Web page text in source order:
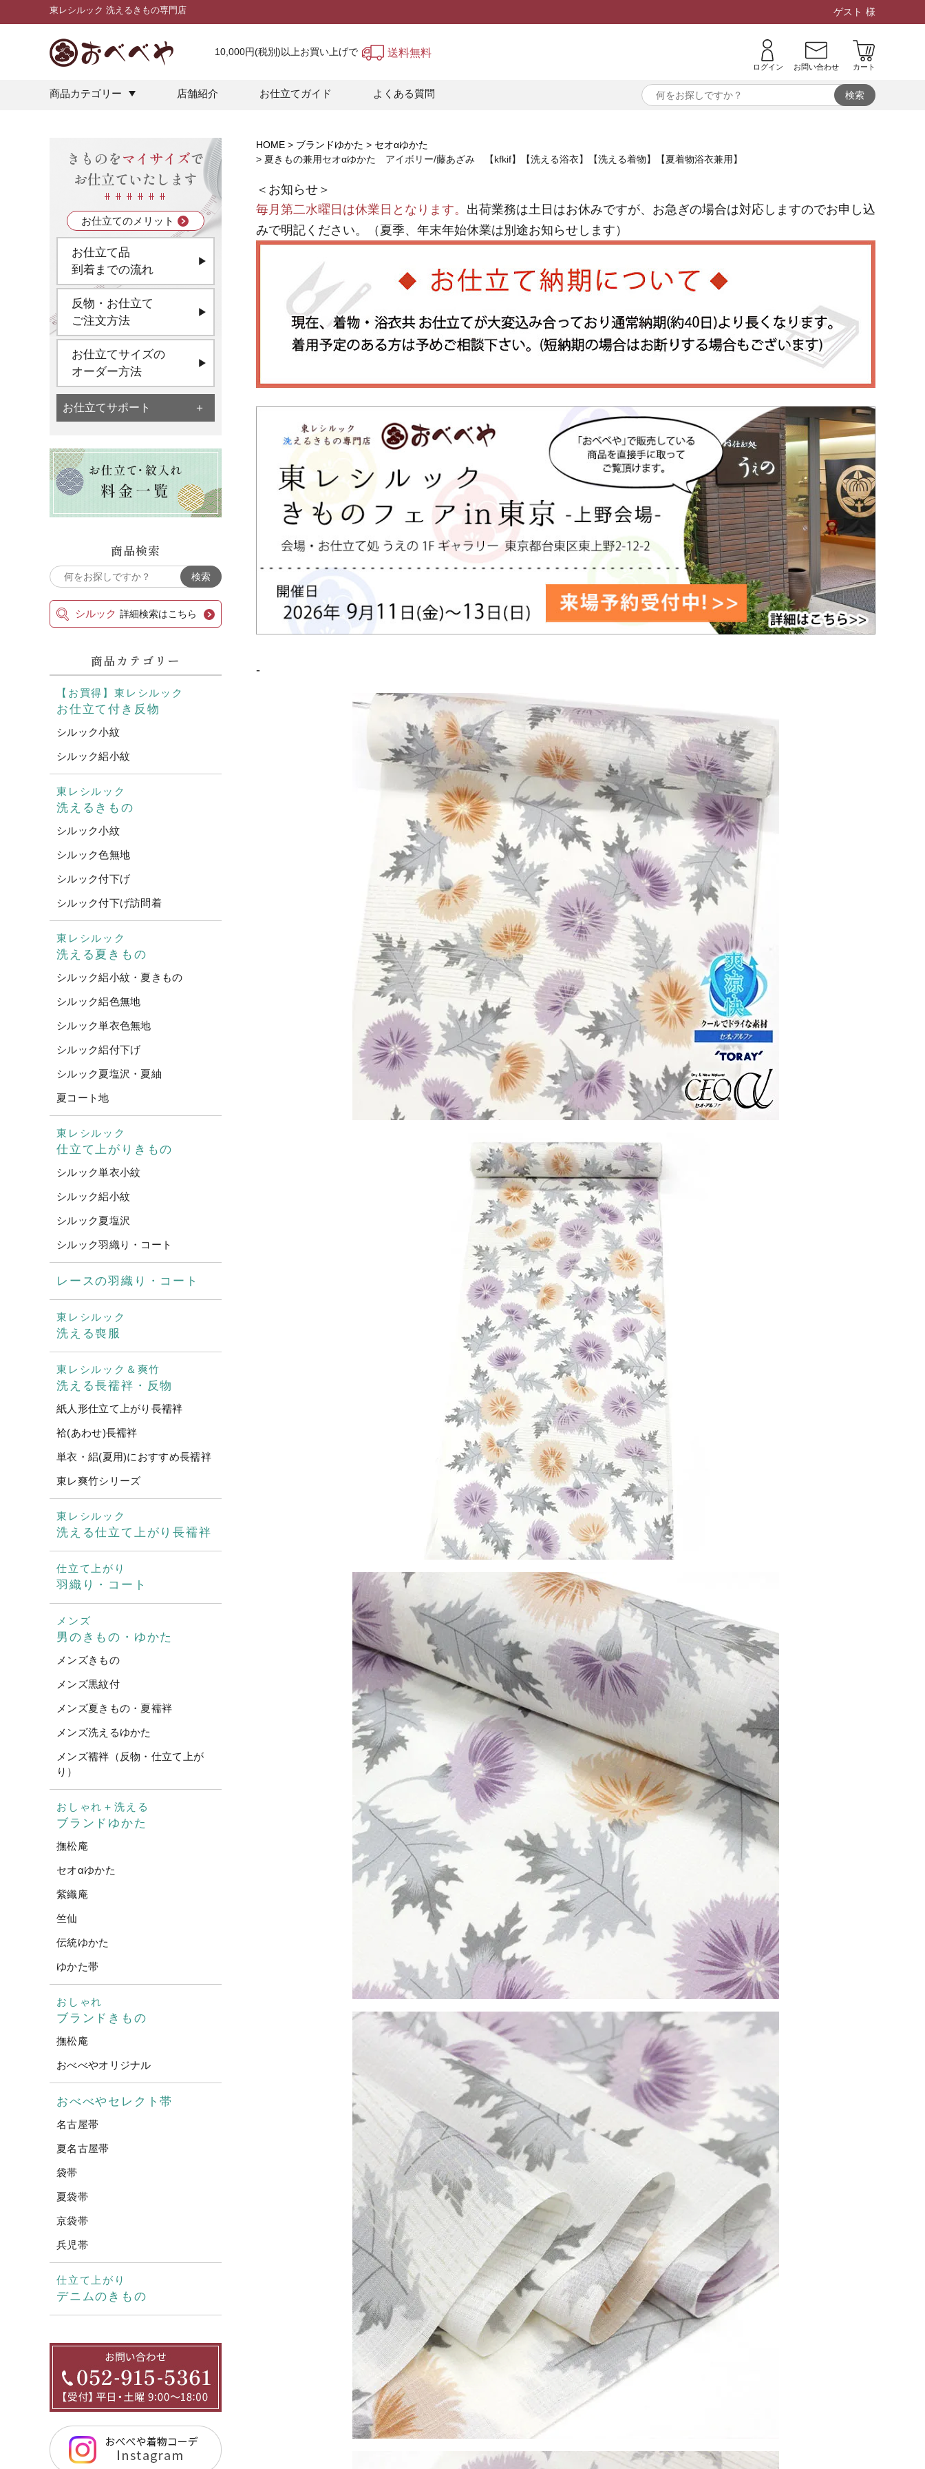
東レシルック 洗えるきもの専門店 ゲスト 様
10,000円(税別)以上お買い上げで 送料無料
ログイン お問い合わせ カート
商品カテゴリー 店舗紹介 お仕立てガイド よくある質問
きものをマイサイズで
お仕立ていたします
お仕立てのメリット
お仕立て品
到着までの流れ
反物・お仕立て
ご注文方法
お仕立てサイズの
オーダー方法
お仕立てサポート
商品検索
シルック 詳細検索はこちら
商品カテゴリー
【お買得】東レシルック
お仕立て付き反物
シルック小紋
シルック絽小紋
東レシルック
洗えるきもの
シルック小紋
シルック色無地
シルック付下げ
シルック付下げ訪問着
東レシルック
洗える夏きもの
シルック絽小紋・夏きもの
シルック絽色無地
シルック単衣色無地
シルック絽付下げ
シルック夏塩沢・夏紬
夏コート地
東レシルック
仕立て上がりきもの
シルック単衣小紋
シルック絽小紋
シルック夏塩沢
シルック羽織り・コート
レースの羽織り・コート
東レシルック
洗える喪服
東レシルック＆爽竹
洗える長襦袢・反物
紙人形仕立て上がり長襦袢
袷(あわせ)長襦袢
単衣・絽(夏用)におすすめ長襦袢
東レ爽竹シリーズ
東レシルック
洗える仕立て上がり長襦袢
仕立て上がり
羽織り・コート
メンズ
男のきもの・ゆかた
メンズきもの
メンズ黒紋付
メンズ夏きもの・夏襦袢
メンズ洗えるゆかた
メンズ襦袢（反物・仕立て上が
り）
おしゃれ＋洗える
ブランドゆかた
撫松庵
セオαゆかた
紫織庵
竺仙
伝統ゆかた
ゆかた帯
おしゃれ
ブランドきもの
撫松庵
おべべやオリジナル
おべべやセレクト帯
名古屋帯
夏名古屋帯
袋帯
夏袋帯
京袋帯
兵児帯
仕立て上がり
デニムのきもの
HOME ブランドゆかた
セオαゆかた
夏きもの兼用セオαゆかた アイボリー/藤あざみ 【kfkif】【洗える浴衣】【洗える着物】【夏着物浴衣兼用】
＜お知らせ＞
毎月第二水曜日は休業日となります。 出荷業務は土日はお休みですが、お急ぎの場合は対応しますのでお申し込
みで明記ください。（夏季、年末年始休業は別途お知らせします）
-